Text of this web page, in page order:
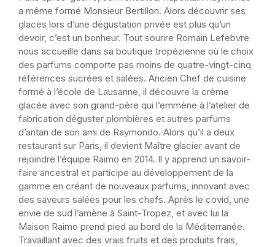
a même formé Monsieur Bertillon. Alors découvrir ses
glaces lors d’une dégustation privée est plus qu’un
devoir, c’est un bonheur. Tout sourire Romain Lefebvre
nous accueille dans sa boutique tropézienne où le choix
des parfums comporte pas moins de quatre-vingt-cinq
références sucrées et salées. Ancien Chef de cuisine
formé à l’école de Lausanne, il découvre la crème
glacée avec son grand-père qui l’emmène à l’atelier de
fabrication déguster plombières et autres parfums
d’antan de son ami de Raymondo. Alors qu’il a deux
restaurant sur Paris, il devient Maître glacier avant de
rejoindre l’équipe Raimo en 2014. Il y apprend un savoir-
faire ancestral et participe au développement de la
gamme en créant de nouveaux parfums, innovant avec
des saveurs salées pour les chefs. Après le covid, une
envie de sud­­­­­­­ l’amène à Saint-Tropez, et avec lui la
Maison Raimo prend pied au bord de la Méditerranée.
Travaillant avec des vrais fruits et des produits frais,